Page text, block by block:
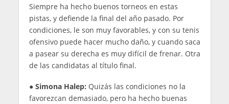
Siempre ha hecho buenos torneos en estas
pistas, y defiende la final del año pasado. Por
condiciones, le son muy favorables, y con su tenis
ofensivo puede hacer mucho daño, y cuando saca
a pasear su derecha es muy difícil de frenar. Otra
de las candidatas al título final.
● Simona Halep: Quizás las condiciones no la
favorezcan demasiado, pero ha hecho buenas